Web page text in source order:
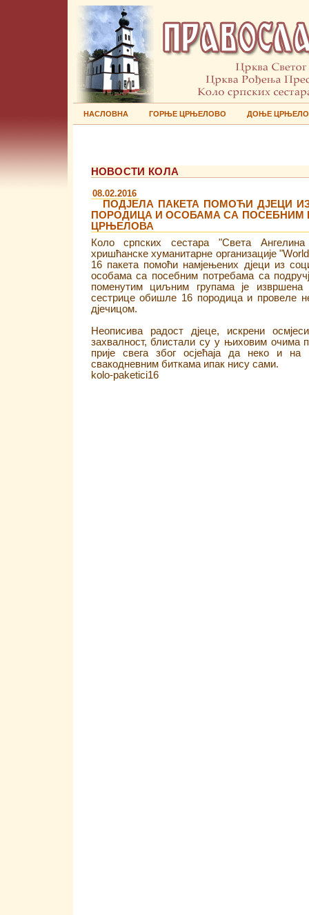
НАСЛОВНА ГОРЊЕ ЦРЊЕЛОВО ДОЊЕ
НОВОСТИ КОЛА
08.02.2016
​ПОДЈЕЛА ПАКЕТА ПОМОЋИ ДЈЕЦИ
ПОРОДИЦА И ОСОБАМА СА ПОСЕБНИМ
ЦРЊЕЛОВА
Коло српских сестара "Света
хришћанске хуманитарне организације
16 пакета помоћи намјењених дјеци из
особама са посебним потребама са
поменутим циљним групама је извршена
сестрице обишле 16 породица и провеле
дјечицом.
Неописива радост дјеце, искрени
захвалност, блистали су у њиховим
прије свега због осјећаја да неко и
свакодневним биткама ипак нису сами.
kolo-paketici16